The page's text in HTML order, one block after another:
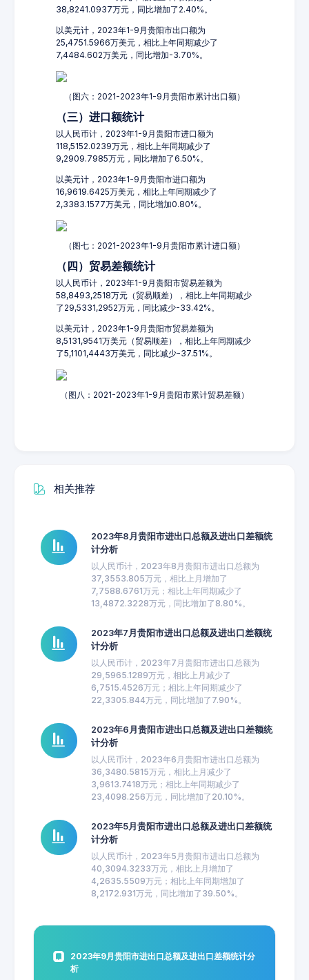
38,8241.0937万元，同比增加了2.40%。
以美元计，2023年1-9月贵阳市出口额为
25,4751.5966万美元，相比上年同期减少了
7,4484.602万美元，同比增加-3.70%。
（图六：2021-2023年1-9月贵阳市累计出口额）
（三）进口额统计
以人民币计，2023年1-9月贵阳市进口额为
118,5152.0239万元，相比上年同期减少了
9,2909.7985万元，同比增加了6.50%。
以美元计，2023年1-9月贵阳市进口额为
16,9619.6425万美元，相比上年同期减少了
2,3383.1577万美元，同比增加0.80%。
（图七：2021-2023年1-9月贵阳市累计进口额）
（四）贸易差额统计
以人民币计，2023年1-9月贵阳市贸易差额为
58,8493,2518万元（贸易顺差），相比上年同期减少
了29,5331,2952万元，同比减少-33.42%。
以美元计，2023年1-9月贵阳市贸易差额为
8,5131,9541万美元（贸易顺差），相比上年同期减少
了5,1101,4443万美元，同比减少-37.51%。
（图八：2021-2023年1-9月贵阳市累计贸易差额）
相关推荐
2023年8月贵阳市进出口总额及进出口差额统
计分析
以人民币计，2023年8月贵阳市进出口总额为
37,3553.805万元，相比上月增加了
7,7588.6761万元；相比上年同期减少了
13,4872.3228万元，同比增加了8.80%。
2023年7月贵阳市进出口总额及进出口差额统
计分析
以人民币计，2023年7月贵阳市进出口总额为
29,5965.1289万元，相比上月减少了
6,7515.4526万元；相比上年同期减少了
22,3305.844万元，同比增加了7.90%。
2023年6月贵阳市进出口总额及进出口差额统
计分析
以人民币计，2023年6月贵阳市进出口总额为
36,3480.5815万元，相比上月减少了
3,9613.7418万元；相比上年同期减少了
23,4098.256万元，同比增加了20.10%。
2023年5月贵阳市进出口总额及进出口差额统
计分析
以人民币计，2023年5月贵阳市进出口总额为
40,3094.3233万元，相比上月增加了
4,2635.5509万元；相比上年同期增加了
8,2172.931万元，同比增加了39.50%。
2023年9月贵阳市进出口总额及进出口差额统计分
析